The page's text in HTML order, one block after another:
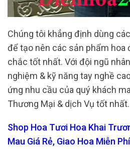
Chúng tôi khẳng định dùng
để tạo nên các sản phẩm hoa
chắc tốt nhất. Với đội ngũ
nghiệm & kỹ năng tay nghề
ứng nhu cầu của quý khách
Thương Mại & dịch Vụ tốt nhất.
Shop Hoa Tươi Hoa Khai
Mau Giá Rẻ, Giao Hoa Miễn Phí